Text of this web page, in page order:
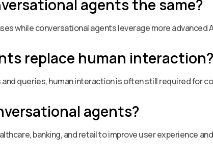
agents the same?
while conversational agents leverage more advanced
replace human interaction?
queries, human interaction is often still required for
agents?
banking, and retail to improve user experience